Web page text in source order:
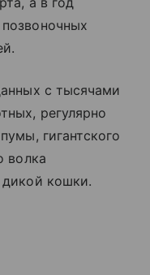
с тысячами
регулярно
гигантского
волка
кошки.